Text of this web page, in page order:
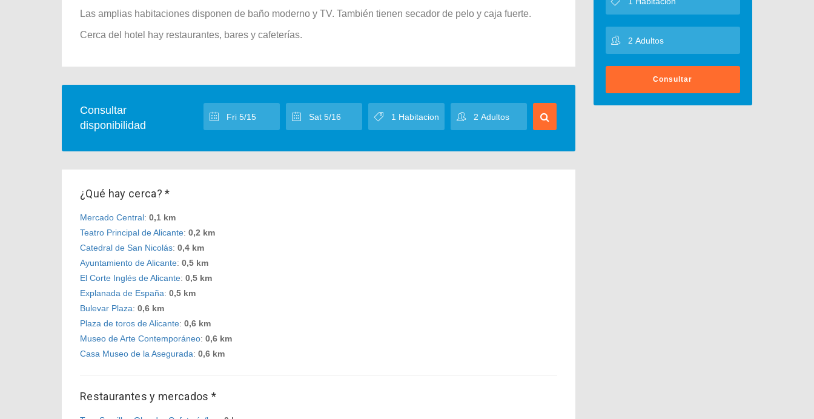
Consultar
Las amplias habitaciones disponen de baño moderno y TV. También tienen secador de pelo y caja fuerte.
Cerca del hotel hay restaurantes, bares y cafeterías.
Consultar
disponibilidad
¿Qué hay cerca? *
Mercado Central: 0,1 km
Teatro Principal de Alicante: 0,2 km
Catedral de San Nicolás: 0,4 km
Ayuntamiento de Alicante: 0,5 km
El Corte Inglés de Alicante: 0,5 km
Explanada de España: 0,5 km
Bulevar Plaza: 0,6 km
Plaza de toros de Alicante: 0,6 km
Museo de Arte Contemporáneo: 0,6 km
Casa Museo de la Asegurada: 0,6 km
Restaurantes y mercados *